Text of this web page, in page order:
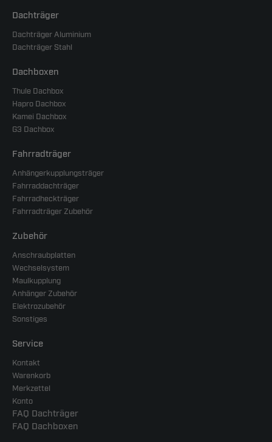
Dachträger
Dachträger Aluminium
Dachträger Stahl
Dachboxen
Thule Dachbox
Hapro Dachbox
Kamei Dachbox
G3 Dachbox
Fahrradträger
Anhängerkupplungsträger
Fahrraddachträger
Fahrradheckträger
Fahrradträger Zubehör
Zubehör
Anschraubplatten
Wechselsystem
Maulkupplung
Anhänger Zubehör
Elektrozubehör
Sonstiges
Service
Kontakt
Warenkorb
Merkzettel
Konto
FAQ Dachträger
FAQ Dachboxen